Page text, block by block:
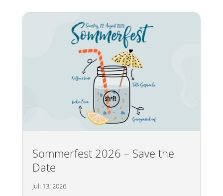
Sommerfest 2026 – Save the
Date
Juli 13, 2026